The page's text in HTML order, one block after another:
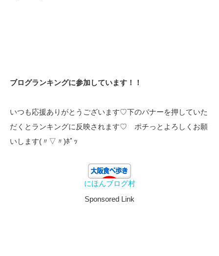
ブログランキングに参加しています！！
いつも応援ありがとうございます♡下のバナーを押していた
だくとランキングに反映されます♡ ポチっとよろしくお願
いします(〃▽〃)ﾎﾟｯ
にほんブログ村
Sponsored Link